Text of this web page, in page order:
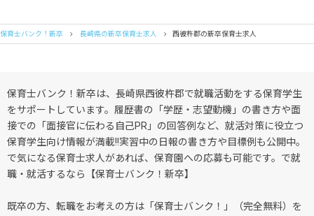
保育士バンク！新卒 長崎県の新卒保育士求人 西彼杵郡の新卒保育士求人
保育士バンク！新卒は、長崎県西彼杵郡で就職活動をする保育学生
をサポートしています。履歴書の「学歴・志望動機」の書き方や面
接での「面接官に伝わる自己PR」の回答例など、就活対策に役立つ
保育学生向け情報が満載!!実習中の日報の書き方や目標例も公開中。
で気になる保育士求人があれば、保育園への応募も可能です。で就
職・就活するなら【保育士バンク！新卒】
既卒の方、転職をお考えの方は「保育士バンク！」（完全無料）を